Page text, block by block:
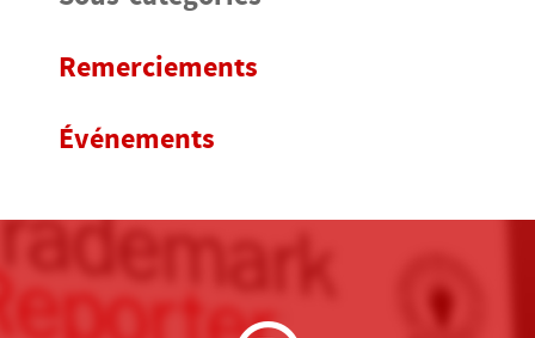
Remerciements
Événements